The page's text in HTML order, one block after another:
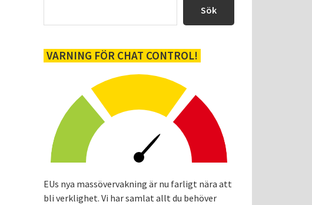
Sök
VARNING FÖR CHAT CONTROL!
EUs nya massövervakning är nu farligt nära att
bli verklighet. Vi har samlat allt du behöver